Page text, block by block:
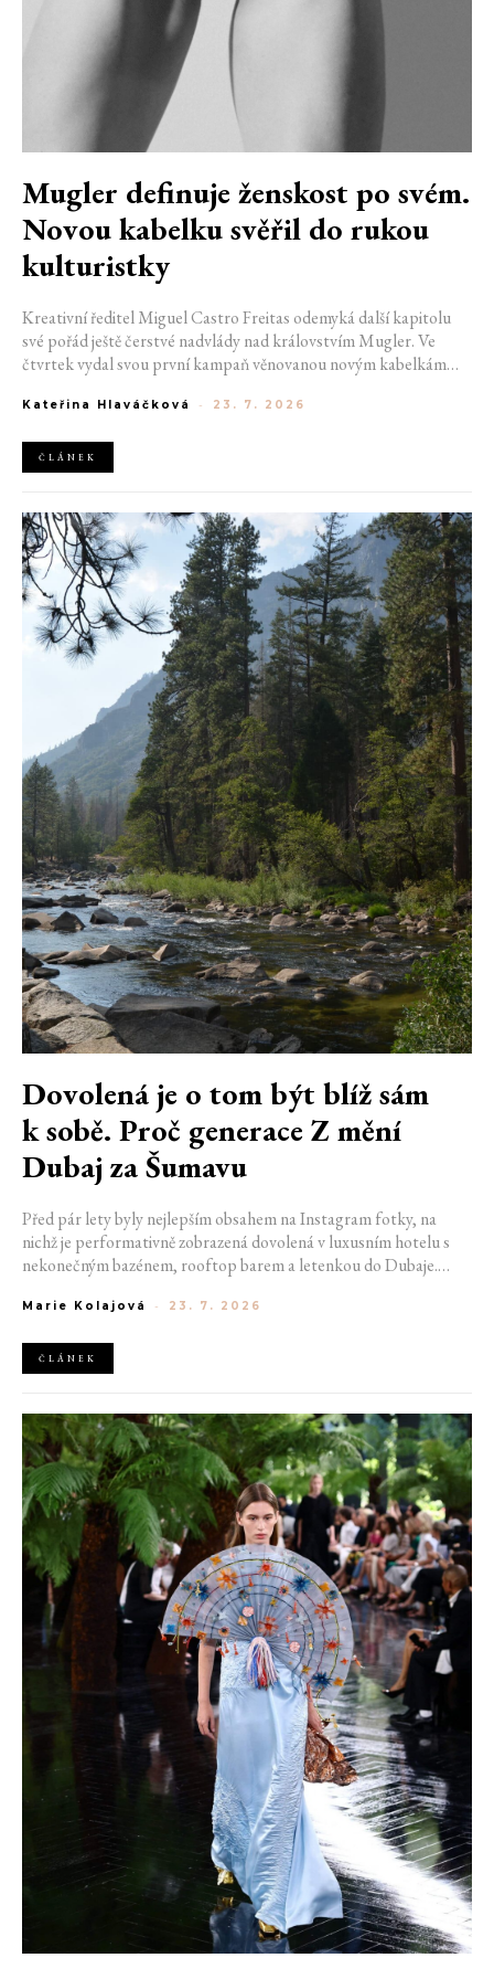
Mugler definuje ženskost po svém.
Novou kabelku svěřil do rukou
kulturistky
Kreativní ředitel Miguel Castro Freitas odemyká další kapitolu
své pořád ještě čerstvé nadvlády nad královstvím Mugler. Ve
čtvrtek vydal svou první kampaň věnovanou novým kabelkám
do módního domu dorazil. Umně mísí výrazy minulosti a dávných
Kateřina Hlaváčková - 23. 7. 2026
ČLÁNEK
Dovolená je o tom být blíž sám
k sobě. Proč generace Z mění
Dubaj za Šumavu
Před pár lety byly nejlepším obsahem na Instagram fotky, na
nichž je performativně zobrazená dovolená v luxusním hotelu s
nekonečným bazénem, rooftop barem a letenkou do Dubaje.
horách. Ranní koupání v lomu. Výlet vlakem na Šumavu.
Marie Kolajová - 23. 7. 2026
ČLÁNEK